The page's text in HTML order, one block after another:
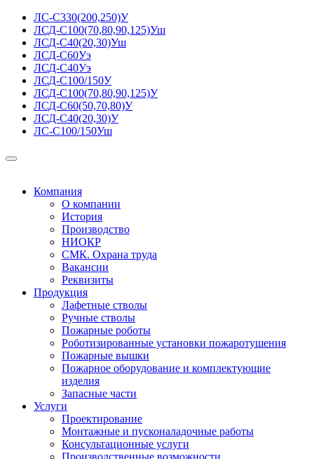
ЛС-С330(200,250)У
ЛСД-С100(70,80,90,125)Уш
ЛСД-С40(20,30)Уш
ЛСД-С60Уэ
ЛСД-С40Уэ
ЛСД-С100/150У
ЛСД-С100(70,80,90,125)У
ЛСД-С60(50,70,80)У
ЛСД-С40(20,30)У
ЛС-С100/150Уш
Компания
О компании
История
Производство
НИОКР
СМК. Охрана труда
Вакансии
Реквизиты
Продукция
Лафетные стволы
Ручные стволы
Пожарные роботы
Роботизированные установки пожаротушения
Пожарные вышки
Пожарное оборудование и комплектующие
изделия
Запасные части
Услуги
Проектирование
Монтажные и пусконаладочные работы
Консультационные услуги
Производственные возможности